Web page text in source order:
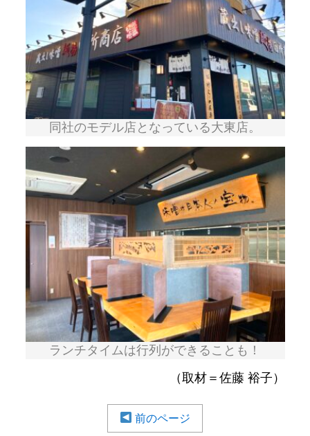
同社のモデル店となっている大東店。
ランチタイムは行列ができることも！
（取材＝佐藤 裕子）
前のページ